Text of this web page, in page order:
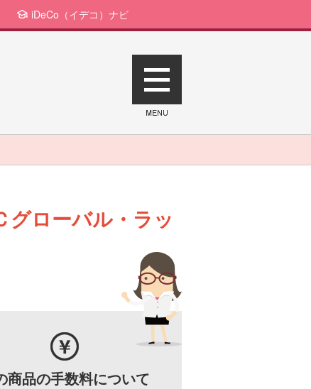
iDeCo（イデコ）ナビ
グローバル・ラッ
商品の手数料について